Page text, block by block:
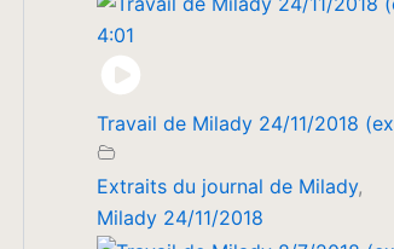
4:01
Travail de Milady 24/11/2018
Extraits du journal de Milady,
Milady 24/11/2018